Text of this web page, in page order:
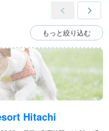
もっと絞り込む
Hitachi